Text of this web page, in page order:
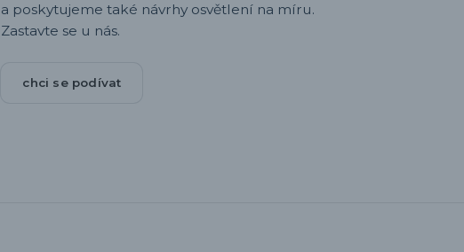
a poskytujeme také návrhy osvětlení na míru.
Zastavte se u nás.
chci se podívat